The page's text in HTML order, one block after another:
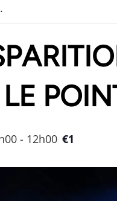
- 12h00 €1